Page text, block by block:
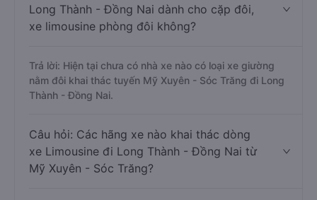
Long Thành - Đồng Nai dành cho cặp đôi,
xe limousine phòng đôi không?
Trả lời: Hiện tại chưa có nhà xe nào có loại xe giường
nằm đôi khai thác tuyến Mỹ Xuyên - Sóc Trăng đi Long
Thành - Đồng Nai.
Câu hỏi: Các hãng xe nào khai thác dòng
xe Limousine đi Long Thành - Đồng Nai từ
Mỹ Xuyên - Sóc Trăng?